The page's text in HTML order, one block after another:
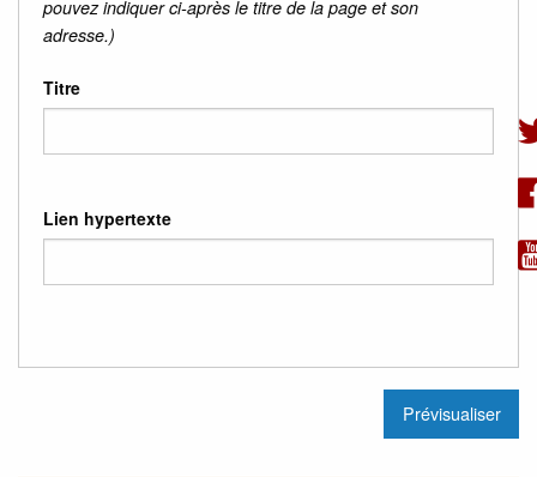
pouvez indiquer ci-après le titre de la page et son
adresse.)
Titre
Lien hypertexte